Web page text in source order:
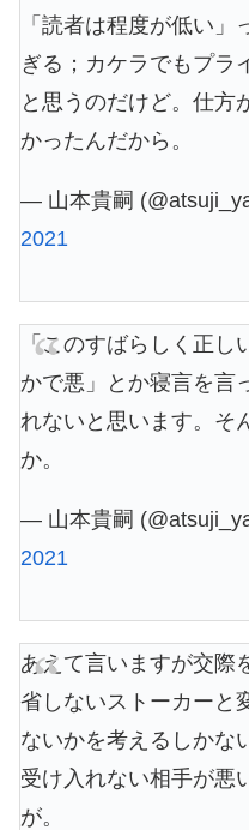
「読者は程度が低い
ぎる；カケラでもプラ
と思うのだけど。仕方
かったんだから。
— 山本貴嗣
2021
「このすばらしく正
かで悪」とか寝言を言
れないと思います。そ
か。
— 山本貴嗣
2021
あえて言いますが交際
省しないストーカーと
ないかを考えるしかな
受け入れない相手が悪
が。